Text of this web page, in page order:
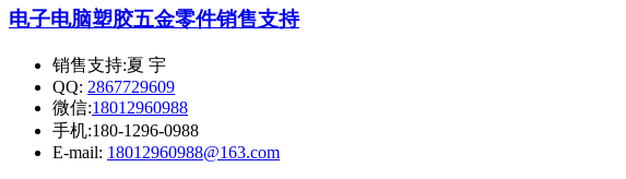
电子电脑塑胶五金零件销售支持
销售支持:夏 宇
QQ: 2867729609
微信:18012960988
手机:180-1296-0988
E-mail: 18012960988@163.com